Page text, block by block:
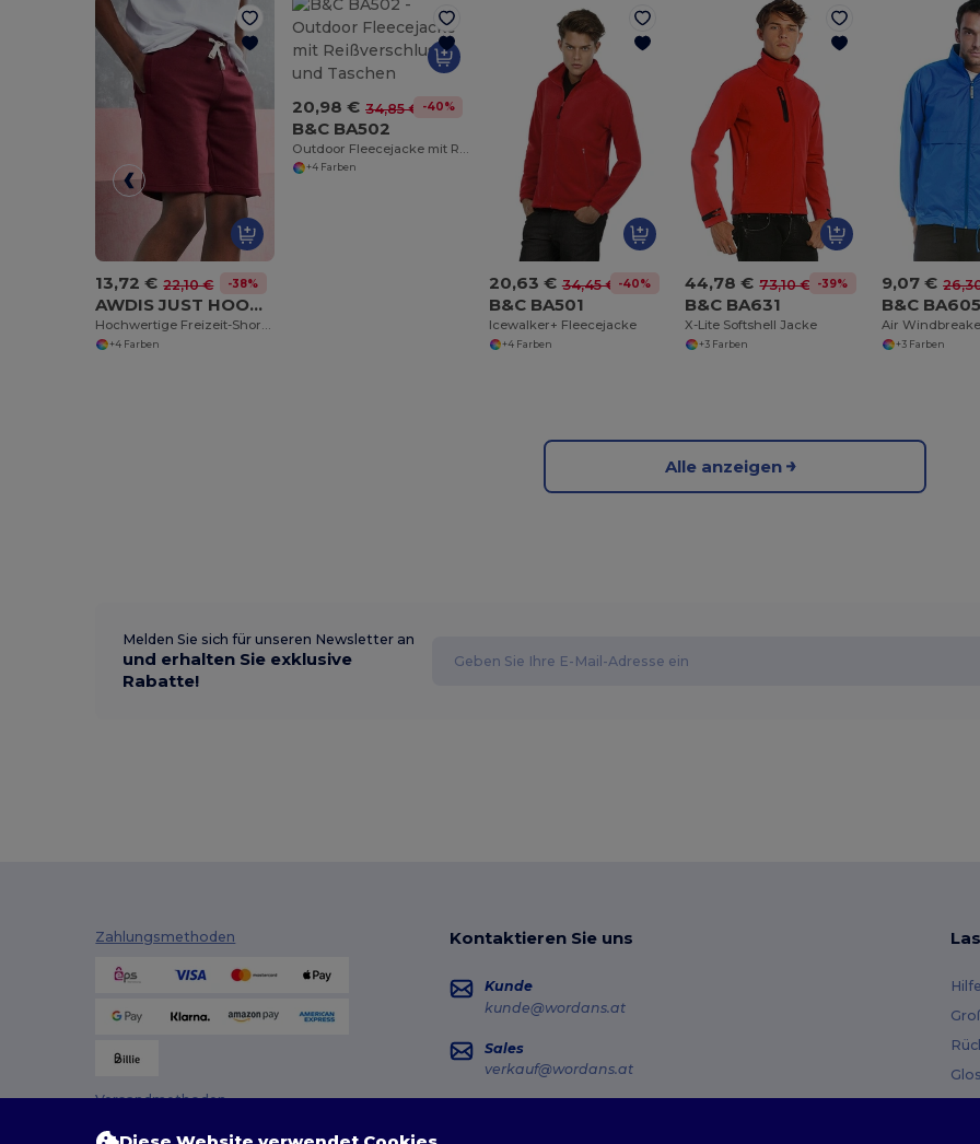
13,72 € 22,10 € -38%
AWDIS JUST HOODS JH080
Hochwertige Freizeit-Shorts mit Komfortbund
+4 Farben
20,98 € 34,85 € -40%
B&C BA502
Outdoor Fleecejacke mit Reißverschluss und Taschen
+4 Farben
20,63 € 34,45 € -40%
B&C BA501
Icewalker+ Fleecejacke
+4 Farben
44,78 € 73,10 € -39%
B&C BA631
X-Lite Softshell Jacke
+3 Farben
9,07 €
B&C
Air
+3 Farben
Alle anzeigen
Melden Sie sich für unseren Newsletter an
und erhalten Sie exklusive
Rabatte!
Zahlungsmethoden
Versandmethoden
Kontaktieren Sie uns
Kunde
kunde@wordans.at
Sales
verkauf@wordans.at